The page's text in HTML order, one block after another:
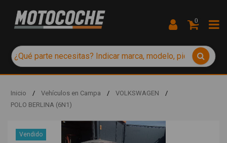
0
Inicio / Vehículos en Campa / VOLKSWAGEN
/
POLO BERLINA (6N1)
Vendido